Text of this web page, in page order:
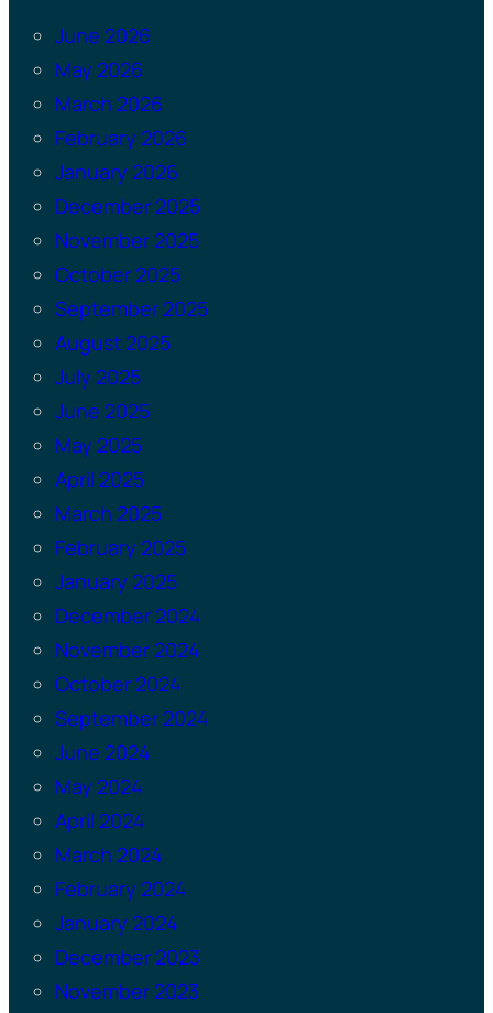
June 2026
May 2026
March 2026
February 2026
January 2026
December 2025
November 2025
October 2025
September 2025
August 2025
July 2025
June 2025
May 2025
April 2025
March 2025
February 2025
January 2025
December 2024
November 2024
October 2024
September 2024
June 2024
May 2024
April 2024
March 2024
February 2024
January 2024
December 2023
November 2023